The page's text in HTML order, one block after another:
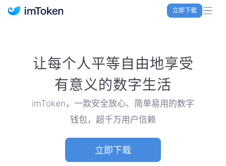
立即下载
imToken 官网｜联合TRX空投大礼包
让每个人平等自由地享受
有意义的数字生活
imToken，一款安全放心、简单易用的数字
钱包，超千万用户信赖
立即下载